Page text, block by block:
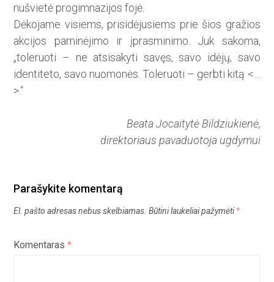
nušvietė progimnazijos fojė.
Dėkojame visiems, prisidėju­siems prie šios gražios
akcijos paminėjimo ir įprasminimo. Juk sakoma,
„toleruoti – ne atsisakyti savęs, savo idėjų, savo
identiteto, savo nuomonės. Toleruoti – gerbti kitą <…
>.“
Beata Jocaitytė Bildziukienė,
direktoriaus pavaduotoja ugdymui
Parašykite komentarą
El. pašto adresas nebus skelbiamas. Būtini laukeliai pažymėti*
Komentaras*